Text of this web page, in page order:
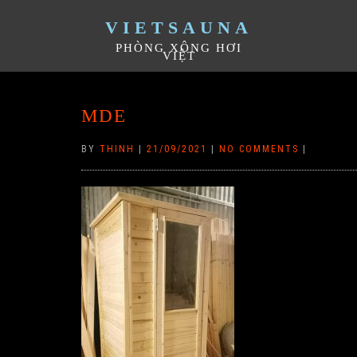
VIETSAUNA
PHÒNG XÔNG HƠI
VIỆT
MDE
BY THINH 21/09/2021 NO COMMENTS